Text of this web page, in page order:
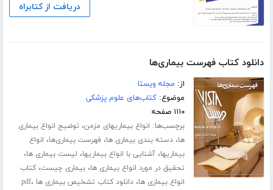
دریافت از کتابراه
دانلود کتاب فهرست بیماری‌ها
از: مجله ویستا
موضوع:کتاب‌های علوم پزشکی
۱۱۱۰ صفحه
برچسب‌ها: انواع بیماریهای مزمن، توضیح انواع بیماری
ها،دسته بندی بیماری ها، فهرست بیماری‌ها، انواع
بیماریها،آشنایی با انواع بیماریها، لیست بیماری ها،
تحقیق در مورد انواع بیماری ها،بیماری چیست،کتاب
انواع بیماری ها،دانلود کتاب تشخیص بیماری ها pdf ،